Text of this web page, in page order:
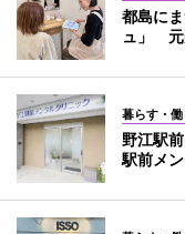
都島に
ュ」 元
暮らす・働
野江駅
駅前メ